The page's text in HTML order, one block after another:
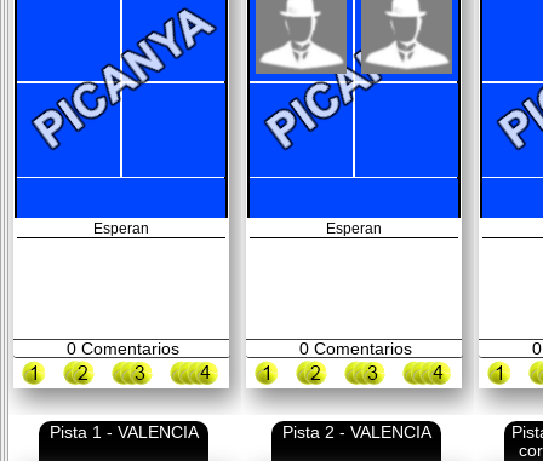
Esperan
0Comentarios
Esperan
0Comentarios 0
Pista 1 - VALENCIA Pista 2 - VALENCIA